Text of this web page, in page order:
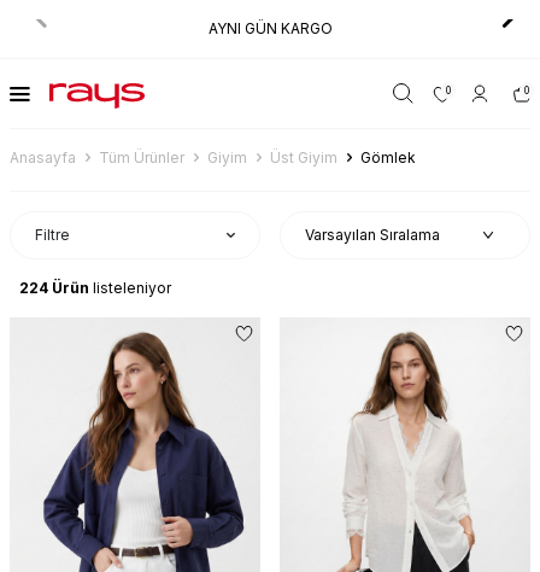
AYNI GÜN KARGO
0 0
Anasayfa Tüm Ürünler Giyim Üst Giyim Gömlek
Filtre
224 Ürün listeleniyor